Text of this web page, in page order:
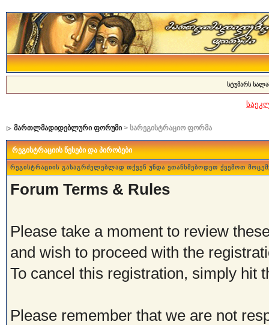
სტუმარს
მართლმადიდებლური ფორუმი> სარეგისტრაციო ფორმა
რეგისტრაციის წესები და პირობები
რეგისტრაციის გასაგრძელებლად თქვენ უნდა ეთანხმებოდეთ ქვემოთ
Forum Terms & Rules
Please take a moment to review
and wish to proceed with the
To cancel this registration, simply hit
Please remember that we are not